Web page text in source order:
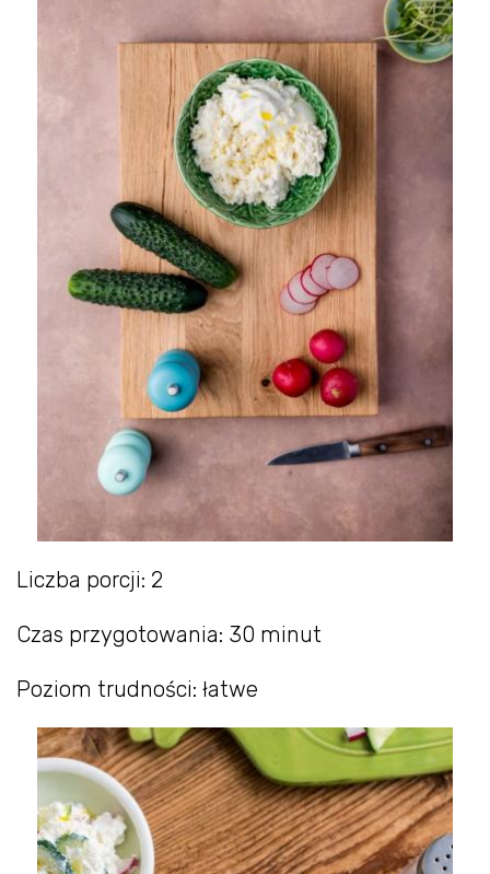
Liczba porcji: 2
Czas przygotowania: 30 minut
Poziom trudności: łatwe